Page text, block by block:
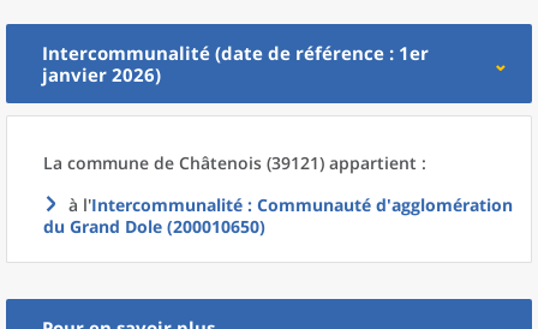
Intercommunalité (date de référence : 1er
janvier 2026)
La commune de Châtenois (39121) appartient :
à l'Intercommunalité : Communauté d'agglomération
du Grand Dole (200010650)